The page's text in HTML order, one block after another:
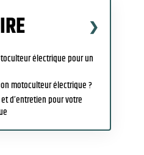
électrique pour un
motoculteur électrique ?
d’entretien pour votre